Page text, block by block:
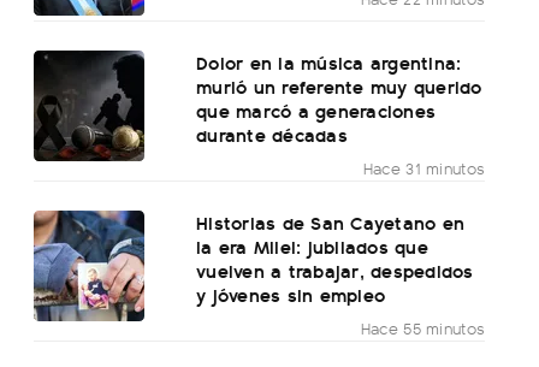
Dolor en la música argentina:
murió un referente muy querido
que marcó a generaciones
durante décadas
Hace 31 minutos
Historias de San Cayetano en
la era Milei: jubilados que
vuelven a trabajar, despedidos
y jóvenes sin empleo
Hace 55 minutos